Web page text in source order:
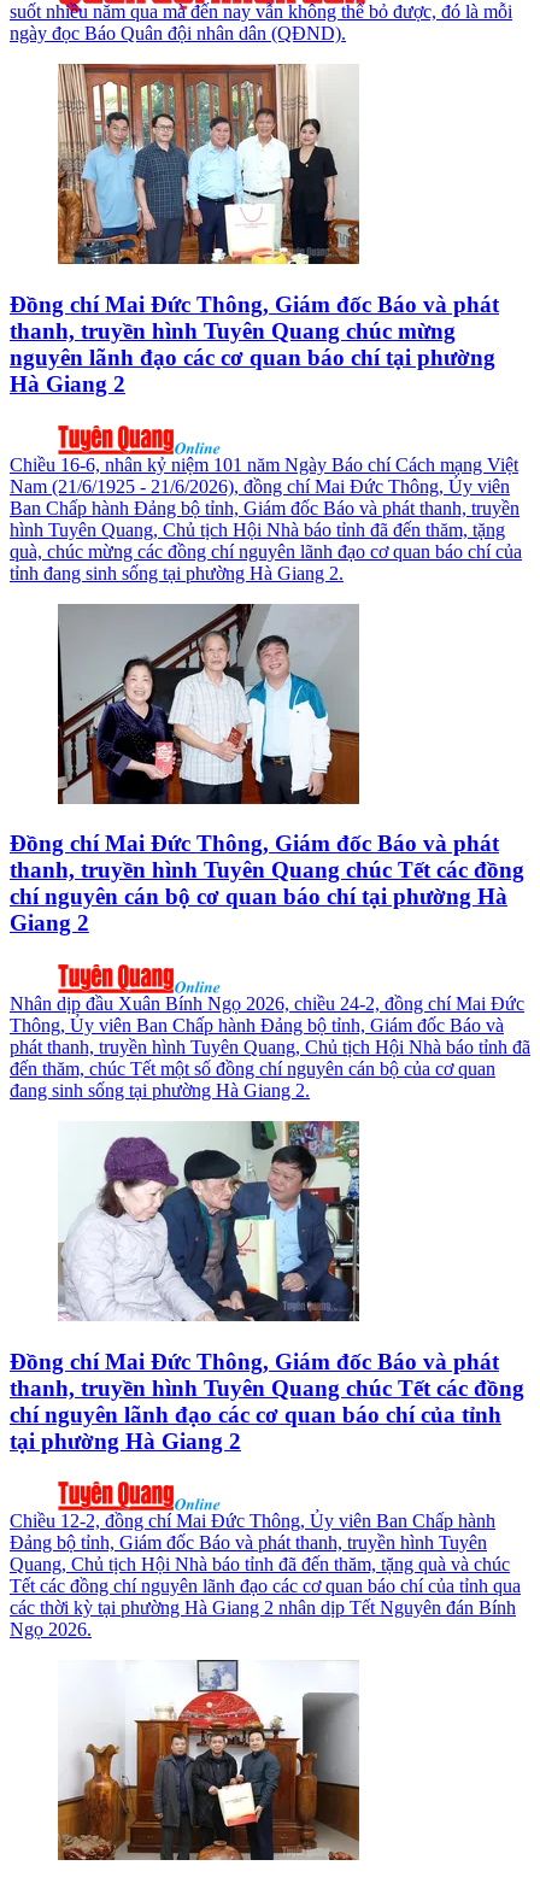
suốt nhiều năm qua mà đến nay vẫn không thể bỏ được, đó là mỗi
ngày đọc Báo Quân đội nhân dân (QĐND).
Đồng chí Mai Đức Thông, Giám đốc Báo và phát
thanh, truyền hình Tuyên Quang chúc mừng
nguyên lãnh đạo các cơ quan báo chí tại phường
Hà Giang 2
Chiều 16-6, nhân kỷ niệm 101 năm Ngày Báo chí Cách mạng Việt
Nam (21/6/1925 - 21/6/2026), đồng chí Mai Đức Thông, Ủy viên
Ban Chấp hành Đảng bộ tỉnh, Giám đốc Báo và phát thanh, truyền
hình Tuyên Quang, Chủ tịch Hội Nhà báo tỉnh đã đến thăm, tặng
quà, chúc mừng các đồng chí nguyên lãnh đạo cơ quan báo chí của
tỉnh đang sinh sống tại phường Hà Giang 2.
Đồng chí Mai Đức Thông, Giám đốc Báo và phát
thanh, truyền hình Tuyên Quang chúc Tết các đồng
chí nguyên cán bộ cơ quan báo chí tại phường Hà
Giang 2
Nhân dịp đầu Xuân Bính Ngọ 2026, chiều 24-2, đồng chí Mai Đức
Thông, Ủy viên Ban Chấp hành Đảng bộ tỉnh, Giám đốc Báo và
phát thanh, truyền hình Tuyên Quang, Chủ tịch Hội Nhà báo tỉnh đã
đến thăm, chúc Tết một số đồng chí nguyên cán bộ của cơ quan
đang sinh sống tại phường Hà Giang 2.
Đồng chí Mai Đức Thông, Giám đốc Báo và phát
thanh, truyền hình Tuyên Quang chúc Tết các đồng
chí nguyên lãnh đạo các cơ quan báo chí của tỉnh
tại phường Hà Giang 2
Chiều 12-2, đồng chí Mai Đức Thông, Ủy viên Ban Chấp hành
Đảng bộ tỉnh, Giám đốc Báo và phát thanh, truyền hình Tuyên
Quang, Chủ tịch Hội Nhà báo tỉnh đã đến thăm, tặng quà và chúc
Tết các đồng chí nguyên lãnh đạo các cơ quan báo chí của tỉnh qua
các thời kỳ tại phường Hà Giang 2 nhân dịp Tết Nguyên đán Bính
Ngọ 2026.